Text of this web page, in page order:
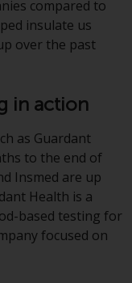
der von
in
die
von
die
das
compared to
insulate us
over the past
in action
as Guardant
to the end of
Insmed are up
Health is a
based testing for
focused on